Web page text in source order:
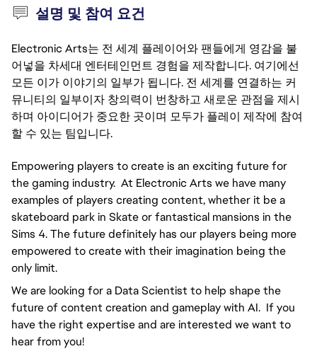
설명 및 참여 요건
Electronic Arts는 전 세계 플레이어와 팬들에게 영감을 불
어넣을 차세대 엔터테인먼트 경험을 제작합니다. 여기에선
모든 이가 이야기의 일부가 됩니다. 전 세계를 연결하는 커
뮤니티의 일부이자 창의력이 번창하고 새로운 관점을 제시
하며 아이디어가 중요한 곳이며 모두가 플레이 제작에 참여
할 수 있는 팀입니다.
Empowering players to create is an exciting future for
the gaming industry. At Electronic Arts we have many
examples of players creating content, whether it be a
skateboard park in Skate or fantastical mansions in the
Sims 4. The future definitely has our players being more
empowered to create with their imagination being the
only limit.
We are looking for a Data Scientist to help shape the
future of content creation and gameplay with AI. If you
have the right expertise and are interested we want to
hear from you!